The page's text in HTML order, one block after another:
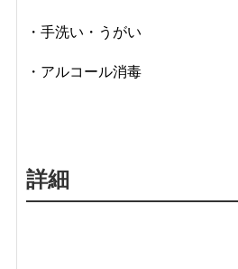
・手洗い・うがい
・アルコール消毒
詳細